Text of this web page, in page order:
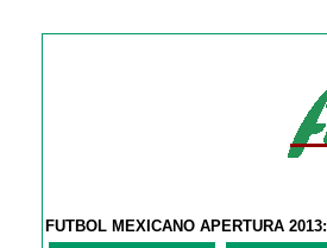
FUTBOL MEXICANO APERTURA 2013: